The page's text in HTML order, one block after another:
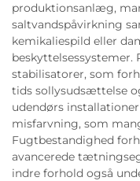
produktionsanlæg,
saltvandspåvirkning
kemikaliespild eller
beskyttelsessystemer.
stabilisatorer, som
tids sollysudsættelse
udendørs
misfarvning, som
Fugtbestandighed
avancerede
indre forhold også